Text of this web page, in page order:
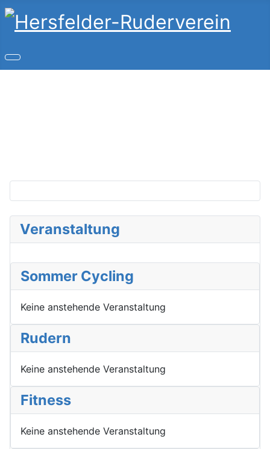
Veranstaltung
Sommer Cycling
Keine anstehende Veranstaltung
Rudern
Keine anstehende Veranstaltung
Fitness
Keine anstehende Veranstaltung